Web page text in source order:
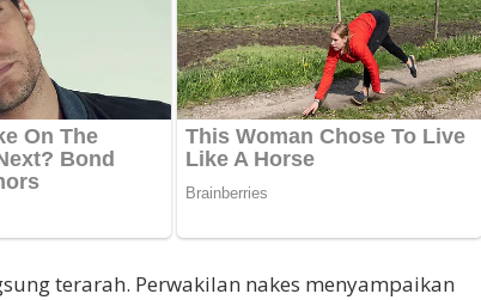
terarah. Perwakilan nakes menyampaikan